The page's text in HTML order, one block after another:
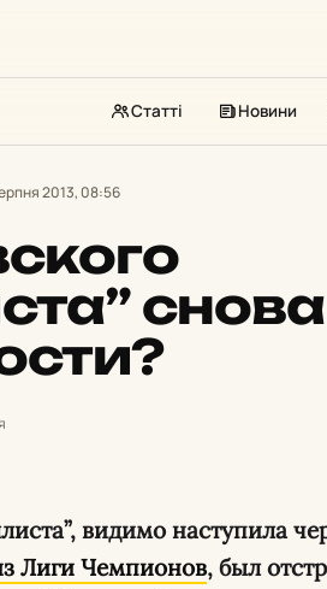
Статті Новини
2013, 08:56
снова
видимо наступила
Лиги Чемпионов, был